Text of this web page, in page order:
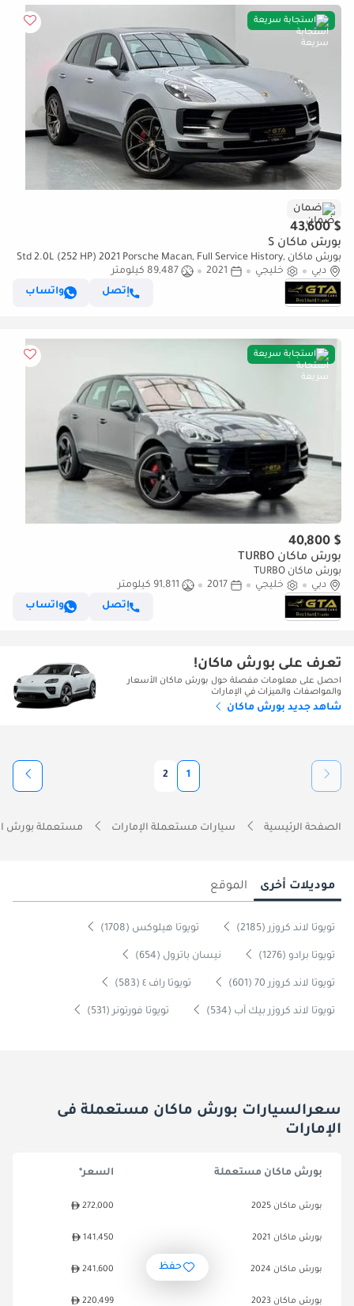
استجابة سريعة
ضمان
$ 43,600
بورش ماكان S
بورش ماكان Std 2.0L (252 HP) 2021 Porsche Macan, Full Service History,
1 Year Warranty, Excellent Condition, GC
دبي خليجي 2021
89,487 كيلومتر
إتصل
واتساب
استجابة سريعة
$ 40,800
بورش ماكان TURBO
بورش ماكان TURBO
دبي
خليجي 2017
91,811 كيلومتر
إتصل
واتساب
تعرف على بورش ماكان!
احصل على معلومات مفصلة حول بورش ماكان الأسعار
والمواصفات والميزات في الإمارات
شاهد جديد بورش ماكان
1
2
الصفحة الرئيسية سيارات مستعملة الإمارات مستعملة بورش
موديلات أخرى الموقع
تويوتا لاند كروزر (2185) تويوتا هيلوكس (1708)
تويوتا برادو (1276) نيسان باترول (654)
تويوتا لاند كروزر 70 (601) تويوتا راف ٤ (583)
تويوتا لاند كروزر بيك آب (534) تويوتا فورتونر (531)
سعرالسيارات بورش ماكان مستعملة فى
الإمارات
بورش ماكان مستعملة السعر*
بورش ماكان 2025 272,000
بورش ماكان 2021 141,450
بورش ماكان 2024 241,600
بورش ماكان 2023 220,499
حفظ